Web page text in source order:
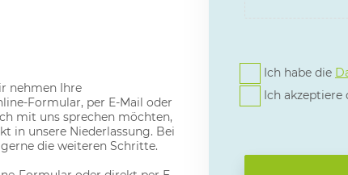
Ich habe die
Ich akzeptiere
nehmen Ihre
Formular, per E-Mail oder
mit uns sprechen möchten,
in unsere Niederlassung. Bei
die weiteren Schritte.